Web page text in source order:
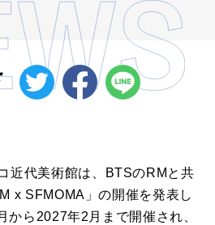
近代美術館は、BTSのRMと共
x SFMOMA」の開催を発表し
から2027年2月まで開催され、